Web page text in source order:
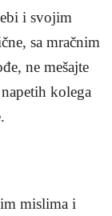
i svojim
sa mračnim
ne mešajte
kolega
mislima i